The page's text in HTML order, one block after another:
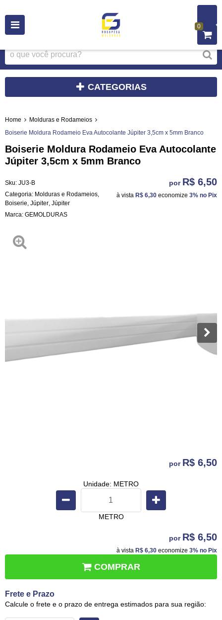
0
CATEGORIAS
Home
Molduras e Rodameios
Boiserie Moldura Rodameio Eva Autocolante Júpiter 3,5cm x 5mm Branco
Boiserie Moldura Rodameio Eva Autocolante
Júpiter 3,5cm x 5mm Branco
Sku: JU3-B
Categoria: Molduras e Rodameios
Boiserie Júpiter Júpiter
Marca: GEMOLDURAS
por R$ 6,50
à vista R$ 6,30 economize 3% no Pix
por R$ 6,50
Unidade: METRO
METRO
por R$ 6,50
à vista R$ 6,30 economize 3% no Pix
COMPRAR
Frete e Prazo
Calcule o frete e o prazo de entrega estimados para sua região: